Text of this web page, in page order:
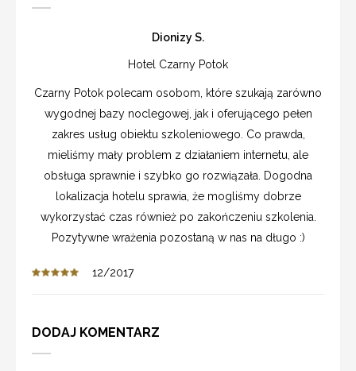
Dionizy S.
Hotel Czarny Potok
Czarny Potok polecam osobom, które szukają zarówno
wygodnej bazy noclegowej, jak i oferującego pełen
zakres usług obiektu szkoleniowego. Co prawda,
mieliśmy mały problem z działaniem internetu, ale
obsługa sprawnie i szybko go rozwiązała. Dogodna
lokalizacja hotelu sprawia, że mogliśmy dobrze
wykorzystać czas również po zakończeniu szkolenia.
Pozytywne wrażenia pozostaną w nas na długo :)
12/2017
DODAJ KOMENTARZ